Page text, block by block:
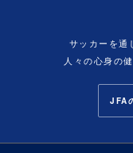
サッカーを通
人々の心身の
JFA